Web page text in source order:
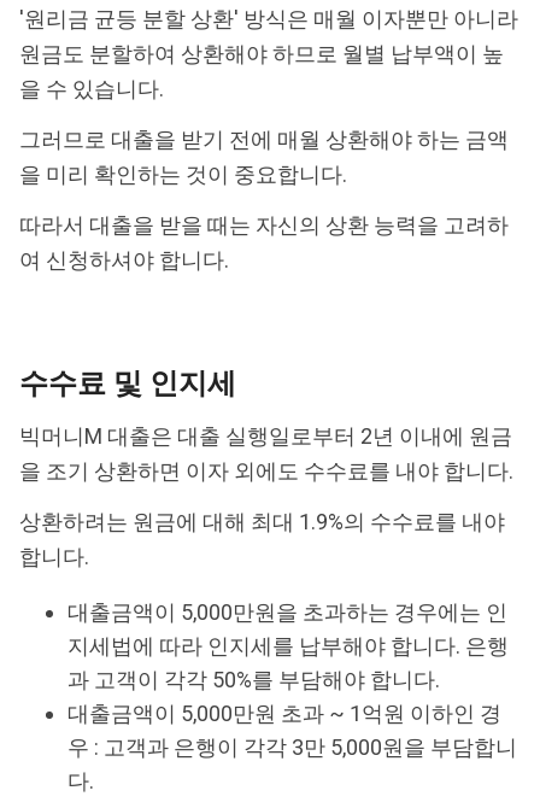
'원리금 균등 분할 상환' 방식은 매월 이자뿐만 아니라
원금도 분할하여 상환해야 하므로 월별 납부액이 높
을 수 있습니다.
그러므로 대출을 받기 전에 매월 상환해야 하는 금액
을 미리 확인하는 것이 중요합니다.
따라서 대출을 받을 때는 자신의 상환 능력을 고려하
여 신청하셔야 합니다.
수수료 및 인지세
빅머니M 대출은 대출 실행일로부터 2년 이내에 원금
을 조기 상환하면 이자 외에도 수수료를 내야 합니다.
상환하려는 원금에 대해 최대 1.9%의 수수료를 내야
합니다.
대출금액이 5,000만원을 초과하는 경우에는 인
지세법에 따라 인지세를 납부해야 합니다. 은행
과 고객이 각각 50%를 부담해야 합니다.
대출금액이 5,000만원 초과 ~ 1억원 이하인 경
우 : 고객과 은행이 각각 3만 5,000원을 부담합니
다.